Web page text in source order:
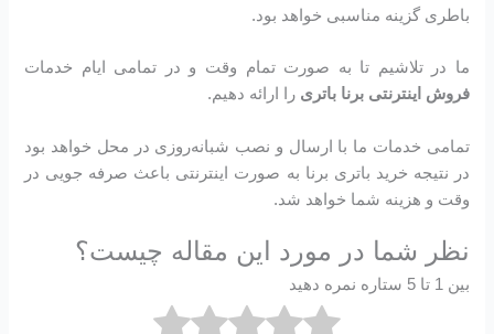
باطری گزینه مناسبی خواهد بود.
ما در تلاشیم تا به صورت تمام وقت و در تمامی ایام خدمات
فروش اینترنتی برنا باتری را ارائه دهیم.
تمامی خدمات ما با ارسال و نصب شبانه‌روزی در محل خواهد بود
در نتیجه خرید باتری برنا به صورت اینترنتی باعث صرفه جویی در
وقت و هزینه شما خواهد شد.
نظر شما در مورد این مقاله چیست؟
بین 1 تا 5 ستاره نمره دهید